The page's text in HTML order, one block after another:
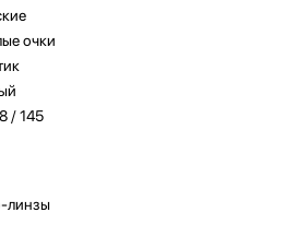
очки
/ 145
линзы